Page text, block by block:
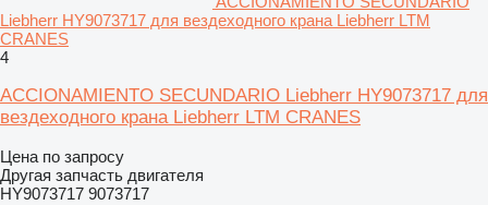
Liebherr HY9073717 для вездеходного крана Liebherr LTM
CRANES
4
ACCIONAMIENTO SECUNDARIO Liebherr HY9073717 для
вездеходного крана Liebherr LTM CRANES
Цена по запросу
Другая запчасть двигателя
HY9073717 9073717